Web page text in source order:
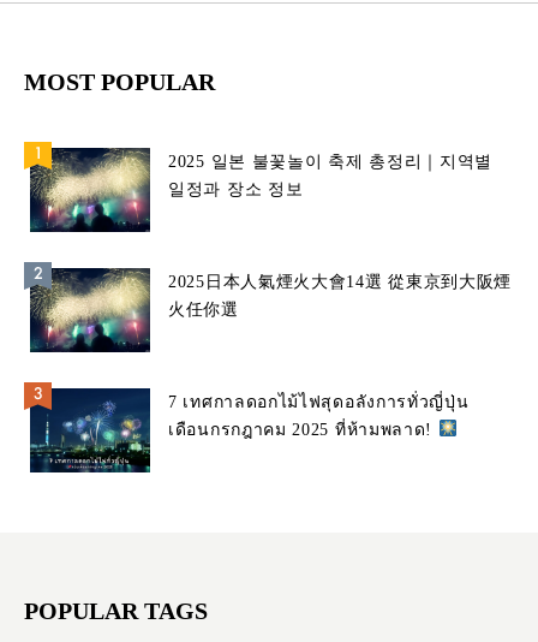
MOST POPULAR
2025 일본 불꽃놀이 축제 총정리｜지역별
일정과 장소 정보
2025日本人氣煙火大會14選 從東京到大阪煙
火任你選
7 เทศกาลดอกไม้ไฟสุดอลังการทั่วญี่ปุ่น
เดือนกรกฎาคม 2025 ที่ห้ามพลาด!
POPULAR TAGS